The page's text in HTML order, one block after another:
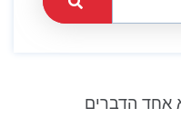
הדברים